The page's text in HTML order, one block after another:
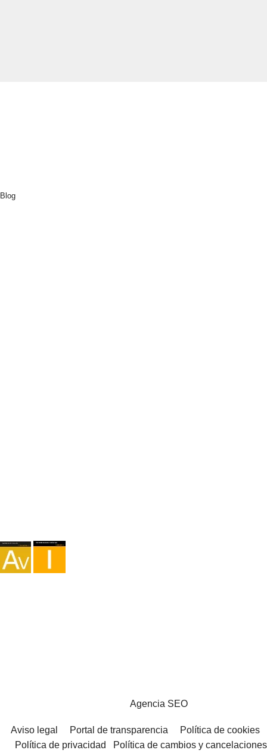
Blog
Agencia SEO
Aviso legal Portal de transparencia
Política de cookies
Política de privacidad
Política de cambios y cancelaciones